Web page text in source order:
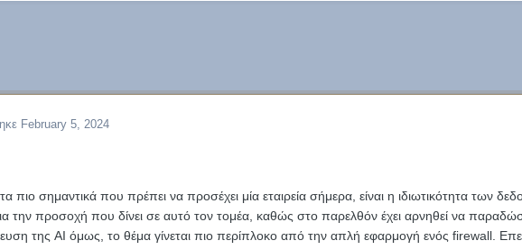
February 5, 2024
πιο σημαντικά που πρέπει να προσέχει μία εταιρεία σήμερα, είναι η ιδιωτικότητα των
την προσοχή που δίνει σε αυτό τον τομέα, καθώς στο παρελθόν έχει αρνηθεί να
της AI όμως, το θέμα γίνεται πιο περίπλοκο από την απλή εφαρμογή ενός firewall.